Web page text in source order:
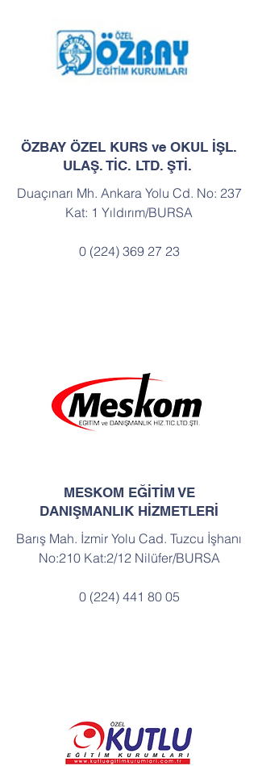
ÖZBAY ÖZEL KURS ve OKUL İŞL.
ULAŞ. TİC. LTD. ŞTİ.
Duaçınarı Mh. Ankara Yolu Cd. No: 237
Kat: 1 Yıldırım/BURSA
0 (224) 369 27 23
MESKOM EĞİTİM VE
DANIŞMANLIK HİZMETLERİ
Barış Mah. İzmir Yolu Cad. Tuzcu İşhanı
No:210 Kat:2/12 Nilüfer/BURSA​
0 (224) 441 80 05